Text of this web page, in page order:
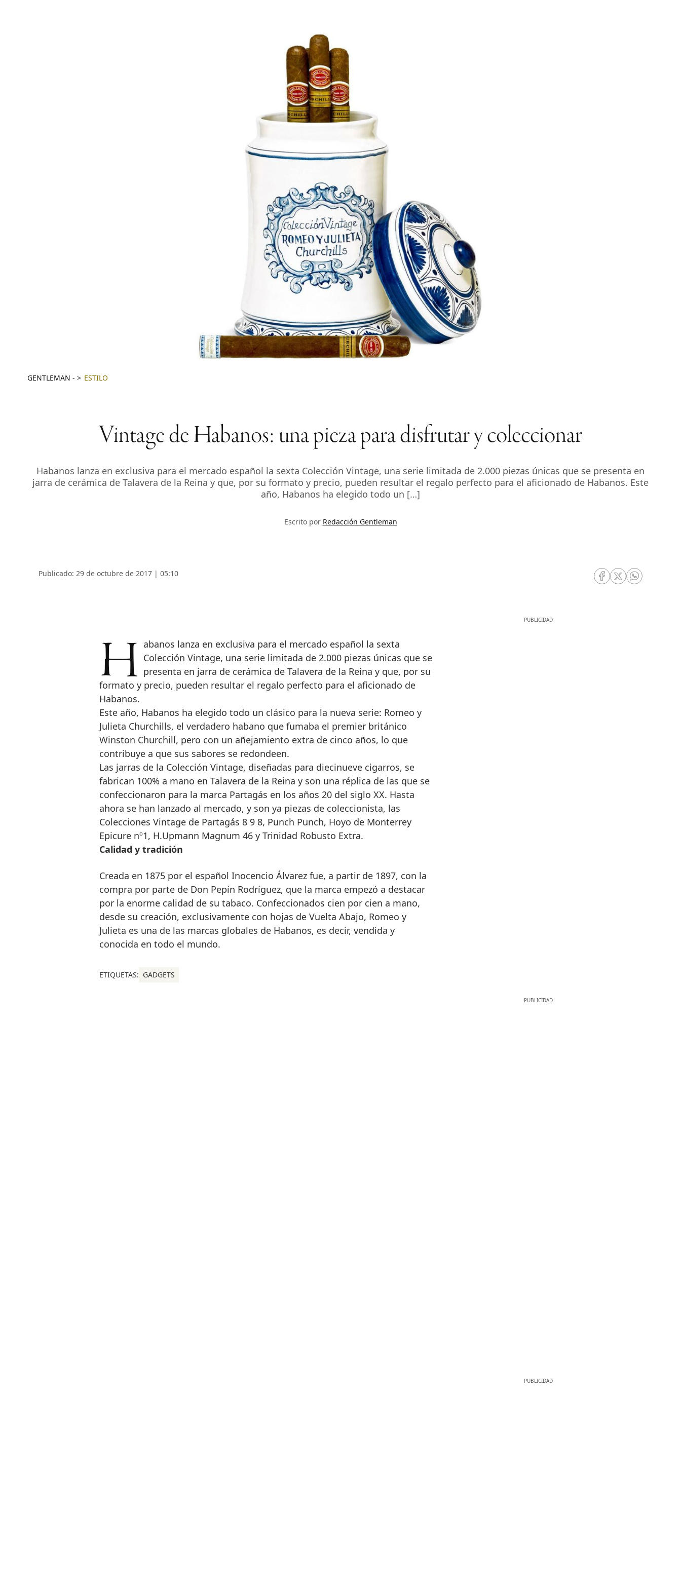
GENTLEMAN - ESTILO
Vintage de Habanos: una pieza para disfrutar y coleccionar
Habanos lanza en exclusiva para el mercado español la sexta Colección Vintage, una serie limitada de 2.000 piezas únicas que se presenta en
jarra de cerámica de Talavera de la Reina y que, por su formato y precio, pueden resultar el regalo perfecto para el aficionado de Habanos. Este
año, Habanos ha elegido todo un […]
Escrito por Redacción Gentleman
Publicado: 29 de octubre de 2017 | 05:10
RRSS Facebook
RRSS Twitter
RRSS
Habanos lanza en exclusiva para el mercado español la sexta Colección Vintage, una serie limitada de 2.000 piezas únicas que se
presenta en jarra de cerámica de Talavera de la Reina y que, por su
formato y precio, pueden resultar el regalo perfecto para el aficionado de
Habanos.
Este año, Habanos ha elegido todo un clásico para la nueva serie: Romeo y
Julieta Churchills, el verdadero habano que fumaba el premier británico
Winston Churchill, pero con un añejamiento extra de cinco años, lo que
contribuye a que sus sabores se redondeen.
Las jarras de la Colección Vintage, diseñadas para diecinueve cigarros, se
fabrican 100% a mano en Talavera de la Reina y son una réplica de las que se
confeccionaron para la marca Partagás en los años 20 del siglo XX. Hasta
ahora se han lanzado al mercado, y son ya piezas de coleccionista, las
Colecciones Vintage de Partagás 8 9 8, Punch Punch, Hoyo de Monterrey
Epicure nº1, H.Upmann Magnum 46 y Trinidad Robusto Extra.
Calidad y tradición
Creada en 1875 por el español Inocencio Álvarez fue, a partir de 1897, con la
compra por parte de Don Pepín Rodríguez, que la marca empezó a destacar
por la enorme calidad de su tabaco. Confeccionados cien por cien a mano,
desde su creación, exclusivamente con hojas de Vuelta Abajo, Romeo y
Julieta es una de las marcas globales de Habanos, es decir, vendida y
conocida en todo el mundo.
ETIQUETAS: GADGETS